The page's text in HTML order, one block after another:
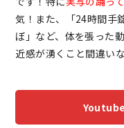
気！また、「24時間手
ぼ」など、体を張った
近感が湧くこと間違い